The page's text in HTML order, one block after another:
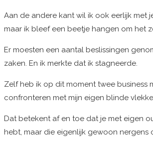
Aan de andere kant wil ik ook eerlijk met
maar ik bleef een beetje hangen om het
Er moesten een aantal beslissingen
zaken. En ik merkte dat ik stagneerde.
Zelf heb ik op dit moment twee business
confronteren met mijn eigen blinde
Dat betekent af en toe dat je met eigen
hebt, maar die eigenlijk gewoon nergens